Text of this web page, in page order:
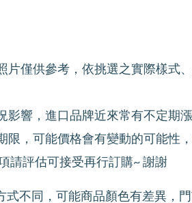
片僅供參考，依挑選之實際樣式
影響，進口品牌近來常有不定期
限，可能價格會有變動的可能性
請評估可接受再行訂購~ 謝謝
式不同，可能商品顏色有差異，